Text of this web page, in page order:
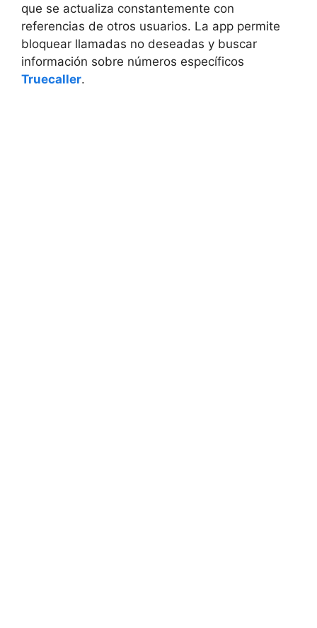
que se actualiza constantemente con
referencias de otros usuarios. La app permite
bloquear llamadas no deseadas y buscar
información sobre números específicos
Truecaller.